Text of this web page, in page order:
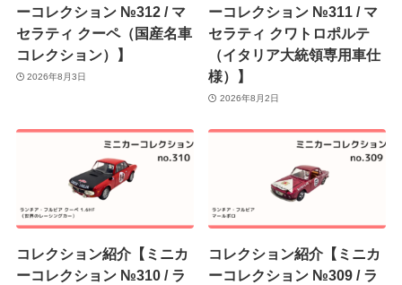
ーコレクション №312 / マ
セラティ クーペ（国産名車
コレクション）】
2026年8月3日
ーコレクション №311 / マ
セラティ クワトロポルテ
（イタリア大統領専用車仕
様）】
2026年8月2日
コレクション紹介【ミニカ
ーコレクション №310 / ラ
コレクション紹介【ミニカ
ーコレクション №309 / ラ